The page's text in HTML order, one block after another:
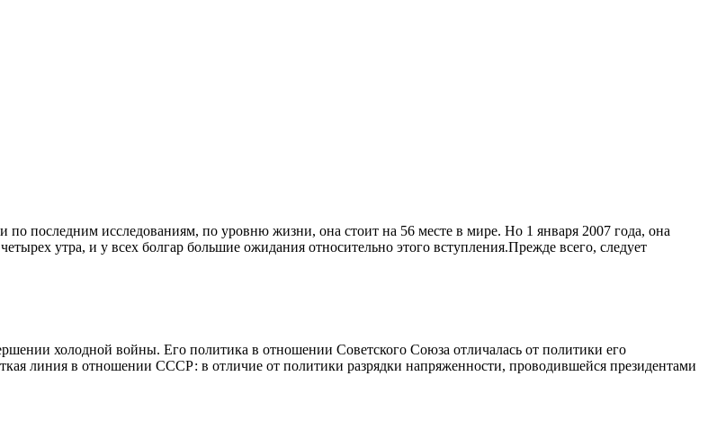
по последним исследованиям, по уровню жизни, она стоит на 56 месте в мире. Но 1 января 2007 года, она
утра, и у всех болгар большие ожидания относительно этого вступления.Прежде всего, следует
холодной войны. Его политика в отношении Советского Союза отличалась от политики его
линия в отношении СССР: в отличие от политики разрядки напряженности, проводившейся президентами